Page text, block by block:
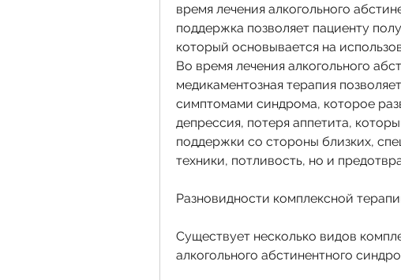
время лечения алкогольного
поддержка позволяет пациенту
который основывается на
Во время лечения алкогольного
медикаментозная терапия
симптомами синдрома, которое
депрессия, потеря аппетита,
поддержки со стороны близких,
техники, потливость, но и
Разновидности комплексной
Существует несколько видов
алкогольного абстинентного